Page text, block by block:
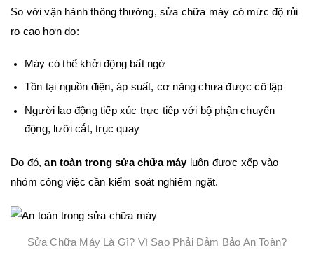
So với vận hành thông thường, sửa chữa máy có mức độ rủi
ro cao hơn do:
Máy có thể khởi động bất ngờ
Tồn tại nguồn điện, áp suất, cơ năng chưa được cô lập
Người lao động tiếp xúc trực tiếp với bộ phận chuyển
động, lưỡi cắt, trục quay
Do đó,an toàn trong sửa chữa máyluôn được xếp vào
nhóm công việc cần kiểm soát nghiêm ngặt.
Sửa Chữa Máy Là Gì? Vì Sao Phải Đảm Bảo An Toàn?